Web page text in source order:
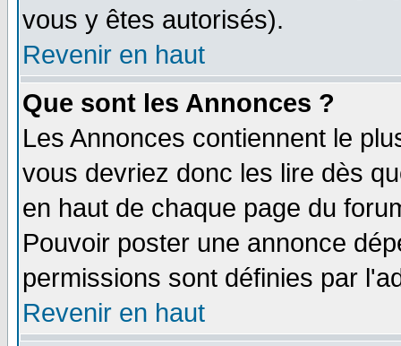
vous y êtes autorisés).
Revenir en haut
Que sont les Annonces ?
Les Annonces contiennent le
vous devriez donc les lire dès
en haut de chaque page du
Pouvoir poster une annonce
permissions sont définies par
Revenir en haut